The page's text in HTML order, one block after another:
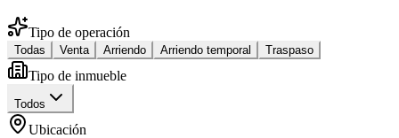
Tipo de operación
Todas Venta Arriendo Arriendo temporal Traspaso
Tipo de inmueble
Todos
Ubicación